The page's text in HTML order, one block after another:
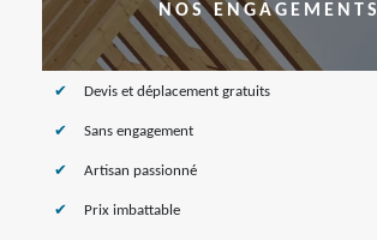
NOS ENGAGEMENTS
Devis et déplacement gratuits
Sans engagement
Artisan passionné
Prix imbattable